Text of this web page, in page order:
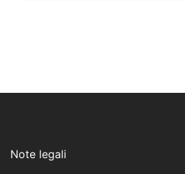
Note legali